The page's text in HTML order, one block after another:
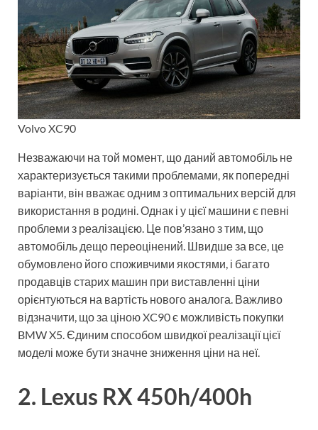
Volvo XC90
Незважаючи на той момент, що даний автомобіль не
характеризується такими проблемами, як попередні
варіанти, він вважає одним з оптимальних версій для
використання в родині. Однак і у цієї машини є певні
проблеми з реалізацією. Це пов’язано з тим, що
автомобіль дещо переоцінений. Швидше за все, це
обумовлено його споживчими якостями, і багато
продавців старих машин при виставленні ціни
орієнтуються на вартість нового аналога. Важливо
відзначити, що за ціною XC90 є можливість покупки
BMW X5. Єдиним способом швидкої реалізації цієї
моделі може бути значне зниження ціни на неї.
2. Lexus RX 450h/400h